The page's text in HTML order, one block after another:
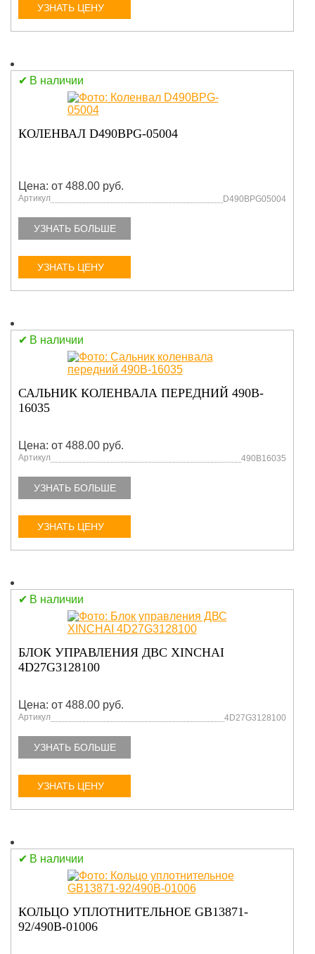
УЗНАТЬ ЦЕНУ
В наличии
КОЛЕНВАЛ D490BPG-05004
Цена: от 488.00 руб.
Артикул D490BPG05004
УЗНАТЬ БОЛЬШЕ
УЗНАТЬ ЦЕНУ
В наличии
САЛЬНИК КОЛЕНВАЛА ПЕРЕДНИЙ 490B-
16035
Цена: от 488.00 руб.
Артикул 490B16035
УЗНАТЬ БОЛЬШЕ
УЗНАТЬ ЦЕНУ
В наличии
БЛОК УПРАВЛЕНИЯ ДВС XINCHAI
4D27G3128100
Цена: от 488.00 руб.
Артикул 4D27G3128100
УЗНАТЬ БОЛЬШЕ
УЗНАТЬ ЦЕНУ
В наличии
КОЛЬЦО УПЛОТНИТЕЛЬНОЕ GB13871-
92/490B-01006